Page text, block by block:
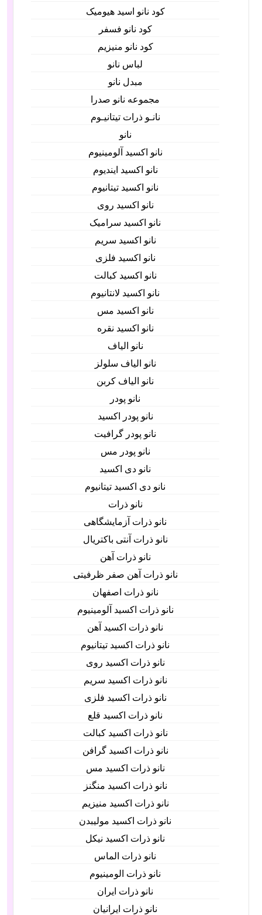
کود نانو اسید هیومیک
کود نانو فسفر
کود نانو منیزیم
لباس نانو
مبدل نانو
مجموعه نانو صدرا
نانـو ذرات تیتانیـوم
نانو
نانو اکسید آلومینیوم
نانو اکسید ایندیوم
نانو اکسید تیتانیوم
نانو اکسید روی
نانو اکسید سرامیک
نانو اکسید سریم
نانو اکسید فلزی
نانو اکسید کبالت
نانو اکسید لانتانیوم
نانو اکسید مس
نانو اکسید نقره
نانو الیاف
نانو الیاف سلولز
نانو الیاف کربن
نانو پودر
نانو پودر اکسید
نانو پودر گرافیت
نانو پودر مس
نانو دی اکسید
نانو دی اکسید تیتانیوم
نانو ذرات
نانو ذرات آزمایشگاهی
نانو ذرات آنتی باکتریال
نانو ذرات آهن
نانو ذرات آهن صفر ظرفیتی
نانو ذرات اصفهان
نانو ذرات اکسید آلومینیوم
نانو ذرات اکسید آهن
نانو ذرات اکسید تیتانیوم
نانو ذرات اکسید روی
نانو ذرات اکسید سریم
نانو ذرات اکسید فلزی
نانو ذرات اکسید قلع
نانو ذرات اکسید کبالت
نانو ذرات اکسید گرافن
نانو ذرات اکسید مس
نانو ذرات اکسید منگنز
نانو ذرات اکسید منیزیم
نانو ذرات اکسید مولیبدن
نانو ذرات اکسید نیکل
نانو ذرات الماس
نانو ذرات الومینیوم
نانو ذرات ایران
نانو ذرات ایرانیان